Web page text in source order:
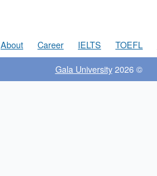
About Career IELTS TOEFL
© 2026
Gala University